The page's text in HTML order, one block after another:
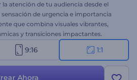
atención de tu audiencia desde el
de urgencia e importancia
que combina visuales vibrantes,
y transiciones impactantes.
tus imágenes, videos, textos y música de
que tu contenido se destaque del
plantilla es una forma impactante de
9:16 1:1
Ahora